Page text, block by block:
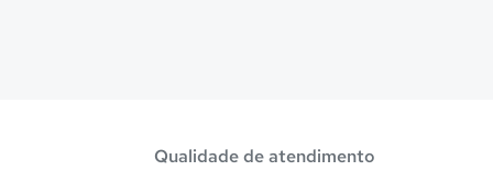
Qualidade de atendimento